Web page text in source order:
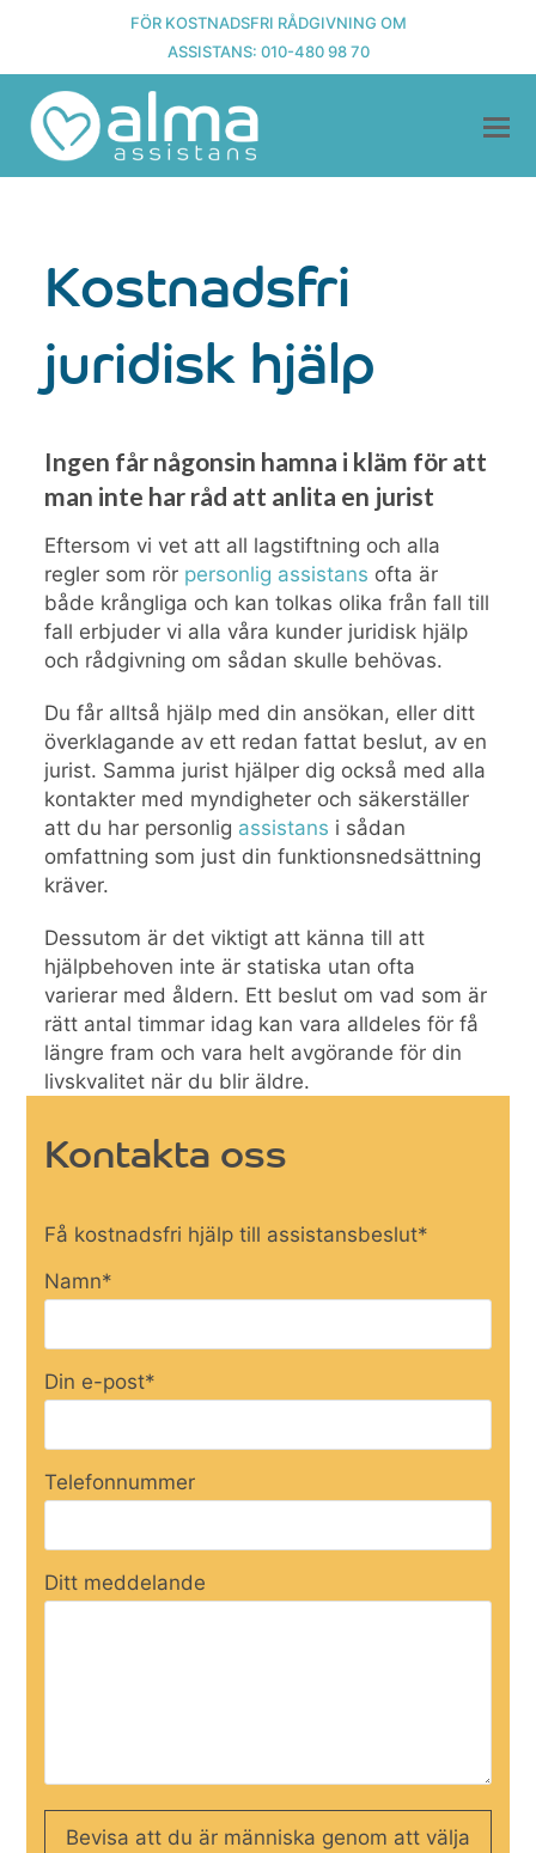
FÖR KOSTNADSFRI RÅDGIVNING OM
ASSISTANS: 010-480 98 70
Kostnadsfri
juridisk hjälp
Ingen får någonsin hamna i kläm för att
man inte har råd att anlita en jurist
Eftersom vi vet att all lagstiftning och alla
regler som rör personlig assistans ofta är
både krångliga och kan tolkas olika från fall till
fall erbjuder vi alla våra kunder juridisk hjälp
och rådgivning om sådan skulle behövas.
Du får alltså hjälp med din ansökan, eller ditt
överklagande av ett redan fattat beslut, av en
jurist. Samma jurist hjälper dig också med alla
kontakter med myndigheter och säkerställer
att du har personlig assistans i sådan
omfattning som just din funktionsnedsättning
kräver.
Dessutom är det viktigt att känna till att
hjälpbehoven inte är statiska utan ofta
varierar med åldern. Ett beslut om vad som är
rätt antal timmar idag kan vara alldeles för få
längre fram och vara helt avgörande för din
livskvalitet när du blir äldre.
Kontakta oss
Få kostnadsfri hjälp till assistansbeslut*
Namn*
Din e-post*
Telefonnummer
Ditt meddelande
Bevisa att du är människa genom att välja